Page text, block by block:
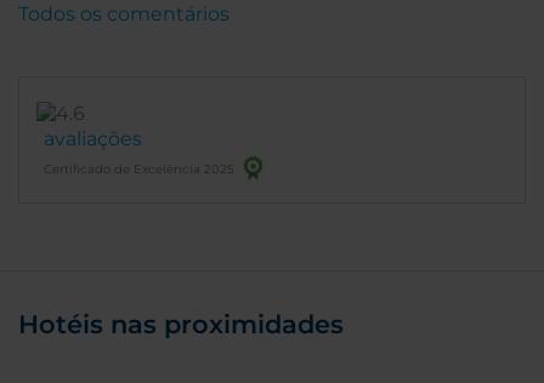
avaliações
Certificado de Excelência 2025
Todos os comentários
Hotéis nas proximidades